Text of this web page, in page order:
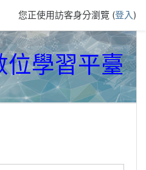
您正使用訪客身分瀏覽 (登入)
位學習平臺